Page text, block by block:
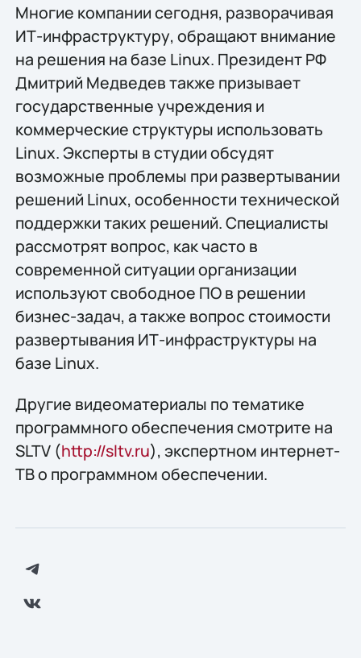
Многие компании сегодня, разворачивая
ИТ-инфраструктуру, обращают внимание
на решения на базе Linux. Президент РФ
Дмитрий Медведев также призывает
государственные учреждения и
коммерческие структуры использовать
Linux. Эксперты в студии обсудят
возможные проблемы при развертывании
решений Linux, особенности технической
поддержки таких решений. Специалисты
рассмотрят вопрос, как часто в
современной ситуации организации
используют свободное ПО в решении
бизнес-задач, а также вопрос стоимости
развертывания ИТ-инфраструктуры на
базе Linux.
Другие видеоматериалы по тематике
программного обеспечения смотрите на
SLTV (http://sltv.ru), экспертном интернет-
ТВ о программном обеспечении.